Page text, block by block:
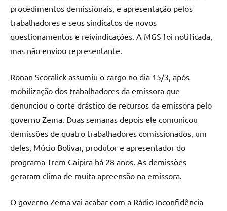
procedimentos demissionais, e apresentação pelos
trabalhadores e seus sindicatos de novos
questionamentos e reivindicações. A MGS foi notificada,
mas não enviou representante.
Ronan Scoralick assumiu o cargo no dia 15/3, após
mobilização dos trabalhadores da emissora que
denunciou o corte drástico de recursos da emissora pelo
governo Zema. Duas semanas depois ele comunicou
demissões de quatro trabalhadores comissionados, um
deles, Múcio Bolivar, produtor e apresentador do
programa Trem Caipira há 28 anos. As demissões
geraram clima de muita apreensão na emissora.
O governo Zema vai acabar com a Rádio Inconfidência